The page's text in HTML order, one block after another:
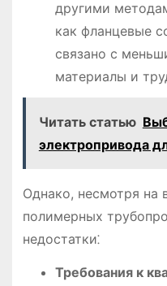
другими
как фланцевые
связано с
материалы и
Читать статью
электропривода
Однако, несмотря на
полимерных
недостатки⁚
Требования к